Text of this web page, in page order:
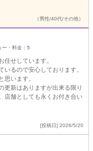
（男性/40代/その他）
ー・料金： 5
せしています。
るので安心しております。
思います。
更新はありますが出来る限り
店舗としても永くお付き合い
[投稿日] 2026/5/20